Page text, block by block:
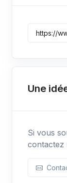
Une
Si vous
contactez